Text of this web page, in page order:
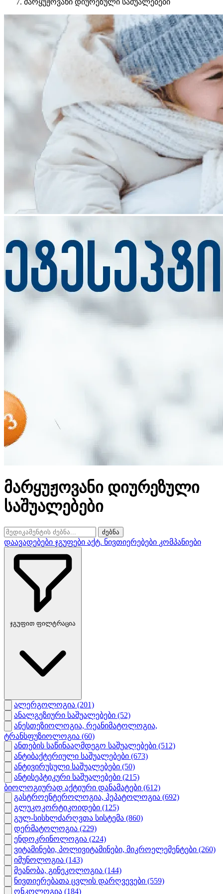
მარყუჟოვანი დიურეზული საშუალებები
მარყუჟოვანი დიურეზული
საშუალებები
ძებნა
დაავადებები ჯგუფები აქტ. ნივთიერებები კომპანიები
ჯგუფით ფილტრაცია
ალერგოლოგია (201)
ანალგეზიური საშუალებები (52)
ანესთეზიოლოგია, რეანიმატოლოგია,
ტრანსფუზიოლოგია (60)
ანთების საწინააღმდეგო საშუალებები (512)
ანტიბაქტერიული საშუალებები (673)
ანტივირუსული საშუალებები (50)
ანტისეპტიკური საშუალებები (215)
ბიოლოგიურად აქტიური დანამატები (612)
გასტროენტეროლოგია, ჰეპატოლოგია (692)
გლუკოკორტიკოიდები (125)
გულ-სისხლძარღვთა სისტემა (860)
დერმატოლოგია (229)
ენდოკრინოლოგია (224)
ვიტამინები, პოლივიტამინები, მიკროელემენტები (260)
იმუნოლოგია (143)
მეანობა, გინეკოლოგია (144)
ნივთიერებათა ცვლის დარღვევები (559)
ონკოლოგია (184)